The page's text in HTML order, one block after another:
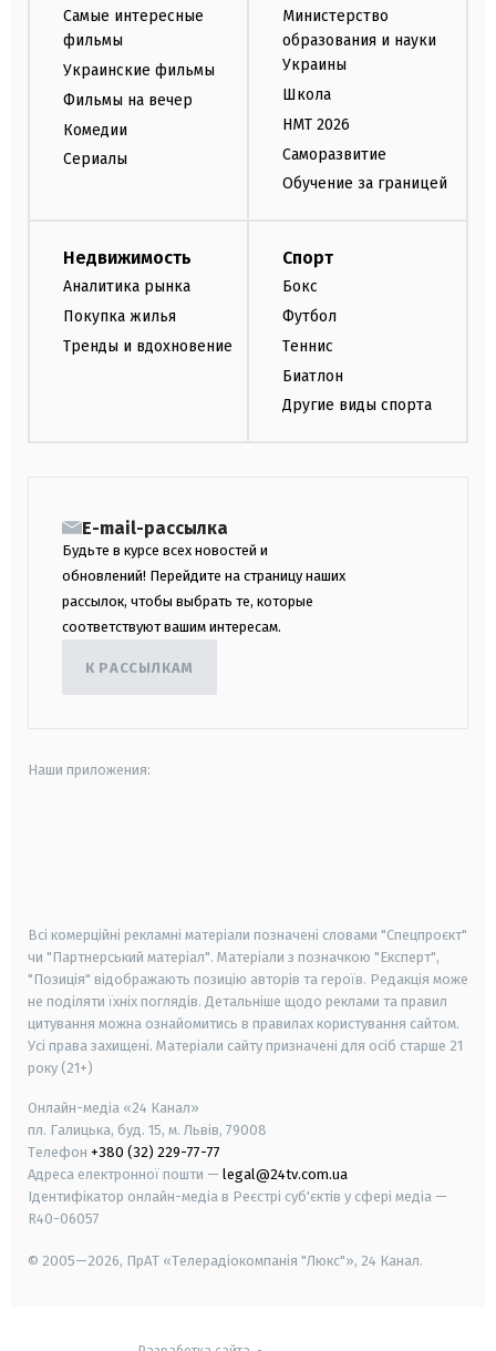
Самые интересные
фильмы
Украинские фильмы
Фильмы на вечер
Комедии
Сериалы
Министерство
образования и науки
Украины
Школа
НМТ 2026
Саморазвитие
Обучение за границей
Недвижимость
Аналитика рынка
Покупка жилья
Тренды и вдохновение
Спорт
Бокс
Футбол
Теннис
Биатлон
Другие виды спорта
E-mail-рассылка
Будьте в курсе всех новостей и
обновлений! Перейдите на страницу наших
рассылок, чтобы выбрать те, которые
соответствуют вашим интересам.
К РАССЫЛКАМ
Наши приложения:
Всі комерційні рекламні матеріали позначені словами "Спецпроєкт"
чи "Партнерський матеріал". Матеріали з позначкою "Експерт",
"Позиція" відображають позицію авторів та героїв. Редакція може
не поділяти їхніх поглядів. Детальніше щодо реклами та правил
цитування можна ознайомитись в правилах користування сайтом.
Усі права захищені. Матеріали сайту призначені для осіб старше 21
року (21+)
Онлайн-медіа «24 Канал»
пл. Галицька, буд. 15, м. Львів, 79008
Телефон +380 (32) 229-77-77
Адреса електронної пошти — legal@24tv.com.ua
Ідентифікатор онлайн-медіа в Реєстрі суб'єктів у сфері медіа —
R40-06057
© 2005—2026, ПрАТ «Телерадіокомпанія "Люкс"», 24 Канал.